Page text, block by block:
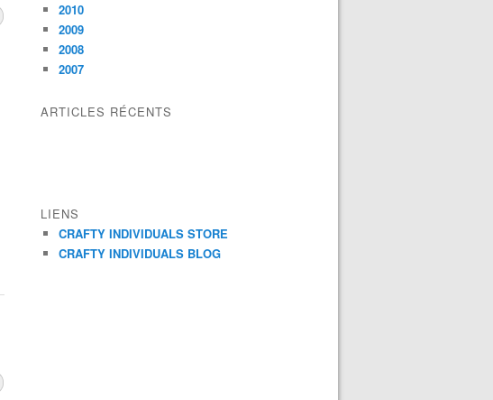
2010
2009
2008
2007
ARTICLES RÉCENTS
LIENS
CRAFTY INDIVIDUALS STORE
CRAFTY INDIVIDUALS BLOG